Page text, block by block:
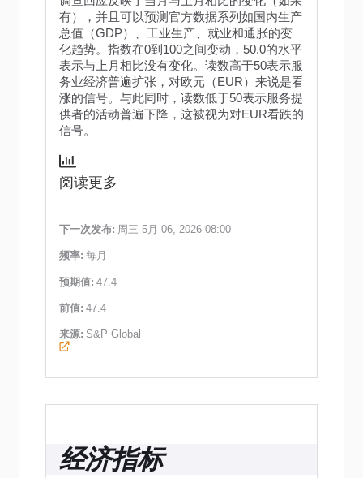
有），并且可以预测官方数据系列如国内生产
总值（GDP）、工业生产、就业和通胀的变
化趋势。指数在0到100之间变动，50.0的水平
表示与上月相比没有变化。读数高于50表示服
务业经济普遍扩张，对欧元（EUR）来说是看
涨的信号。与此同时，读数低于50表示服务提
供者的活动普遍下降，这被视为对EUR看跌的
信号。
阅读更多
下一次发布: 周三 5月 06, 2026 08:00
频率: 每月
预期值: 47.4
前值: 47.4
来源: S&P Global
经济指标